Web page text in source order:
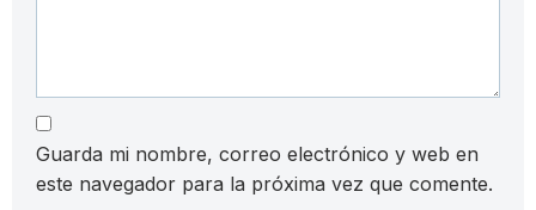
Guarda mi nombre, correo electrónico y web en
este navegador para la próxima vez que comente.